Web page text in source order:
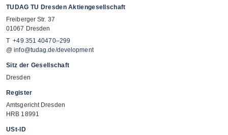
TUDAG TU Dresden Aktiengesellschaft
Frei­ber­ger Str. 37
01067 Dres­den
T+49 351 40470–299
@info@tudag.de/development
Sitz der Gesellschaft
Dres­den
Register
Amts­ge­richt Dres­den
HRB 18991
USt-ID